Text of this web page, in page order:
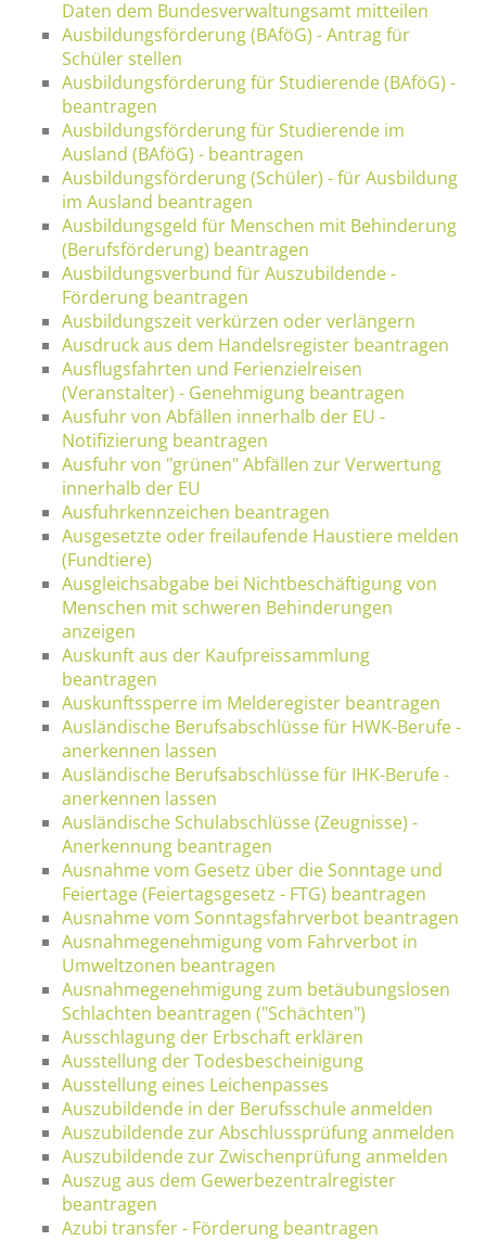
Daten dem Bundesverwaltungsamt mitteilen
Ausbildungsförderung (BAföG) - Antrag für
Schüler stellen
Ausbildungsförderung für Studierende (BAföG) -
beantragen
Ausbildungsförderung für Studierende im
Ausland (BAföG) - beantragen
Ausbildungsförderung (Schüler) - für Ausbildung
im Ausland beantragen
Ausbildungsgeld für Menschen mit Behinderung
(Berufsförderung) beantragen
Ausbildungsverbund für Auszubildende -
Förderung beantragen
Ausbildungszeit verkürzen oder verlängern
Ausdruck aus dem Handelsregister beantragen
Ausflugsfahrten und Ferienzielreisen
(Veranstalter) - Genehmigung beantragen
Ausfuhr von Abfällen innerhalb der EU -
Notifizierung beantragen
Ausfuhr von "grünen" Abfällen zur Verwertung
innerhalb der EU
Ausfuhrkennzeichen beantragen
Ausgesetzte oder freilaufende Haustiere melden
(Fundtiere)
Ausgleichsabgabe bei Nichtbeschäftigung von
Menschen mit schweren Behinderungen
anzeigen
Auskunft aus der Kaufpreissammlung
beantragen
Auskunftssperre im Melderegister beantragen
Ausländische Berufsabschlüsse für HWK-Berufe -
anerkennen lassen
Ausländische Berufsabschlüsse für IHK-Berufe -
anerkennen lassen
Ausländische Schulabschlüsse (Zeugnisse) -
Anerkennung beantragen
Ausnahme vom Gesetz über die Sonntage und
Feiertage (Feiertagsgesetz - FTG) beantragen
Ausnahme vom Sonntagsfahrverbot beantragen
Ausnahmegenehmigung vom Fahrverbot in
Umweltzonen beantragen
Ausnahmegenehmigung zum betäubungslosen
Schlachten beantragen ("Schächten")
Ausschlagung der Erbschaft erklären
Ausstellung der Todesbescheinigung
Ausstellung eines Leichenpasses
Auszubildende in der Berufsschule anmelden
Auszubildende zur Abschlussprüfung anmelden
Auszubildende zur Zwischenprüfung anmelden
Auszug aus dem Gewerbezentralregister
beantragen
Azubi transfer - Förderung beantragen